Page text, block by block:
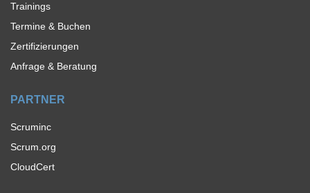
Trainings
Termine & Buchen
Zertifizierungen
Anfrage & Beratung
PARTNER
Scruminc
Scrum.org
CloudCert